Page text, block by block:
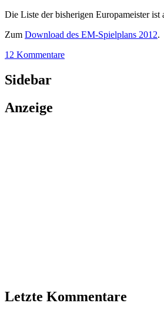
Die Liste der bisherigen Europameister
Zum Download des EM-Spielplans 2012.
12 Kommentare
Sidebar
Anzeige
Letzte Kommentare